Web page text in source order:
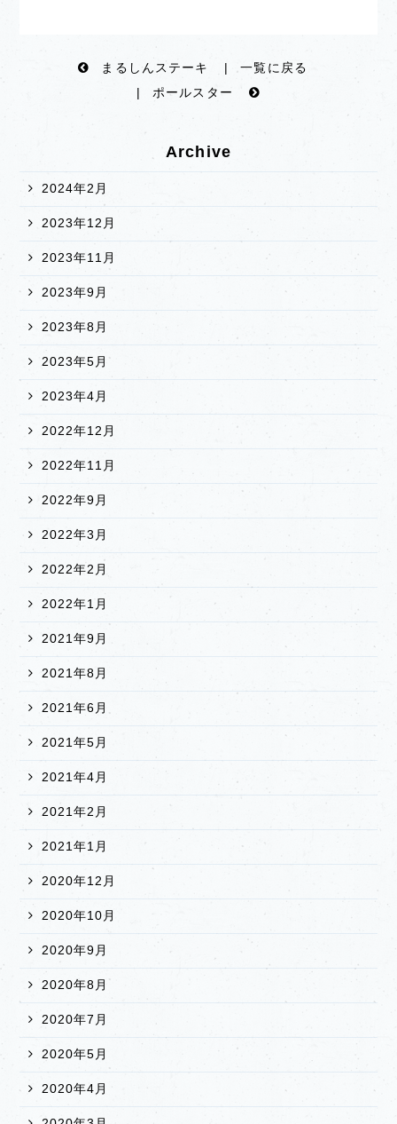
まるしんステーキ
一覧に戻る
ポールスター
Archive
2024年2月
2023年12月
2023年11月
2023年9月
2023年8月
2023年5月
2023年4月
2022年12月
2022年11月
2022年9月
2022年3月
2022年2月
2022年1月
2021年9月
2021年8月
2021年6月
2021年5月
2021年4月
2021年2月
2021年1月
2020年12月
2020年10月
2020年9月
2020年8月
2020年7月
2020年5月
2020年4月